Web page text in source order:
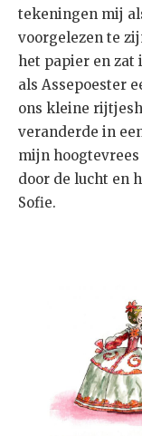
tekeningen mij
voorgelezen te
het papier en zat
als Assepoester
ons kleine
veranderde in
mijn
door de lucht en
Sofie.